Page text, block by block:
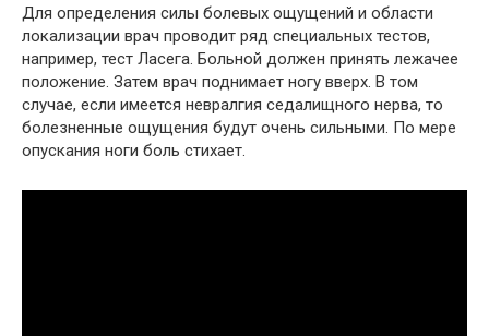
Для определения силы болевых ощущений и области
локализации врач проводит ряд специальных тестов,
например, тест Ласега. Больной должен принять лежачее
положение. Затем врач поднимает ногу вверх. В том
случае, если имеется невралгия седалищного нерва, то
болезненные ощущения будут очень сильными. По мере
опускания ноги боль стихает.